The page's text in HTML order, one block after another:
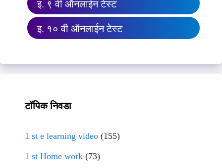
इ. ९ वी ऑनलाईन टेस्ट
इ. १० वी ऑनलाईन टेस्ट
टॉपिक निवडा
1 st e learning video (155)
1 st Home work (73)